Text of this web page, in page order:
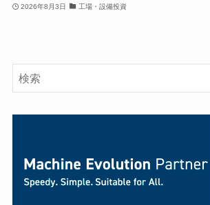
2026年8月3日 工場・設備投資